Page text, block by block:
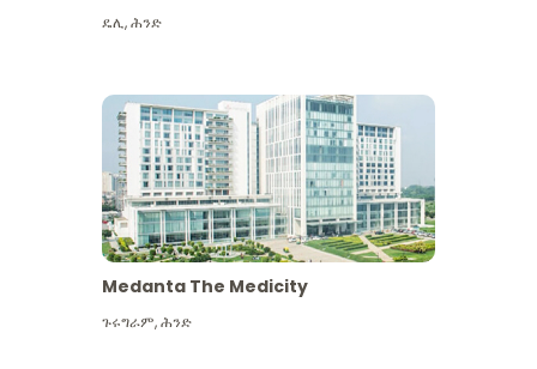
ዴሊ,ሕንድ
Medanta The Medicity
ጉሩግራም,ሕንድ